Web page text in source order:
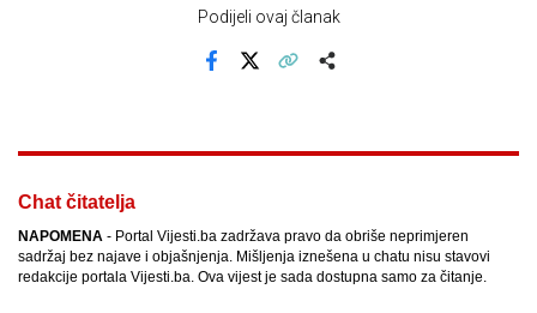
Podijeli ovaj članak
Chat čitatelja
NAPOMENA - Portal Vijesti.ba zadržava pravo da obriše neprimjeren
sadržaj bez najave i objašnjenja. Mišljenja iznešena u chatu nisu stavovi
redakcije portala Vijesti.ba. Ova vijest je sada dostupna samo za čitanje.